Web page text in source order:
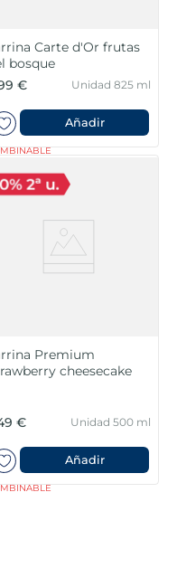
Carte d'Or frutas
bosque
€
Unidad 825 ml
Añadir
Premium
cheesecake
€ Unidad 500 ml
Añadir